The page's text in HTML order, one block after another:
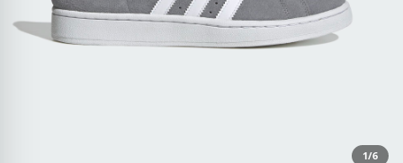
1/6